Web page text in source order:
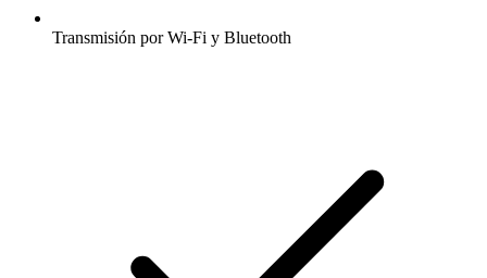
Transmisión por Wi-Fi y Bluetooth